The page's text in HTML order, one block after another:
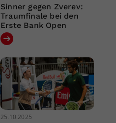
Sinner gegen Zverev:
Traumfinale bei den
Erste Bank Open
25.10.2025